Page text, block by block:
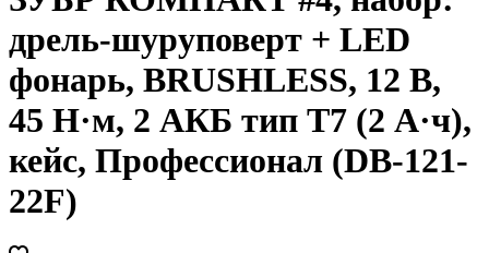
дрель-шуруповерт + LED
фонарь, BRUSHLESS, 12 В,
45 Н·м, 2 АКБ тип Т7 (2 А·ч),
кейс, Профессионал (DB-121-
22F)